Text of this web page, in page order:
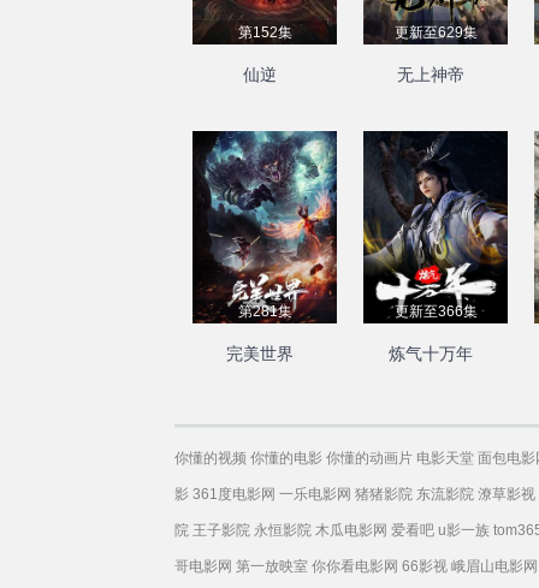
第152集
仙逆
更新至629集
无上神帝
第281集
完美世界
更新至366集
炼气十万年
你懂的视频 你懂的电影 你懂的动画片 电影天堂 面包电影
影 361度电影网 一乐电影网 猪猪影院 东流影院 潦草影视
院 王子影院 永恒影院 木瓜电影网 爱看吧 u影一族
哥电影网 第一放映室 你你看电影网 66影视 峨眉山电影网